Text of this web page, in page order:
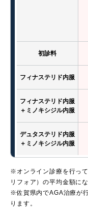
初診料
フィナステリド内服
フィナステリド内服
＋ミノキシジル内服
デュタステリド内服
＋ミノキシジル内服
※オンライン診療を行っ
リフォア）の平均金額にな
※佐賀県内でAGA治療が
ります。